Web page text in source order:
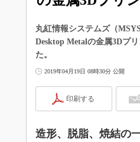
丸紅情報システムズ（
Desktop Metalの金属3Dプ
た。
2019年04月19日 08時30分 公開
印刷する
造形、脱脂、焼結の